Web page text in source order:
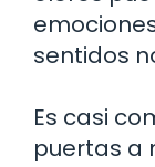
sentidos
Es casi
puertas a